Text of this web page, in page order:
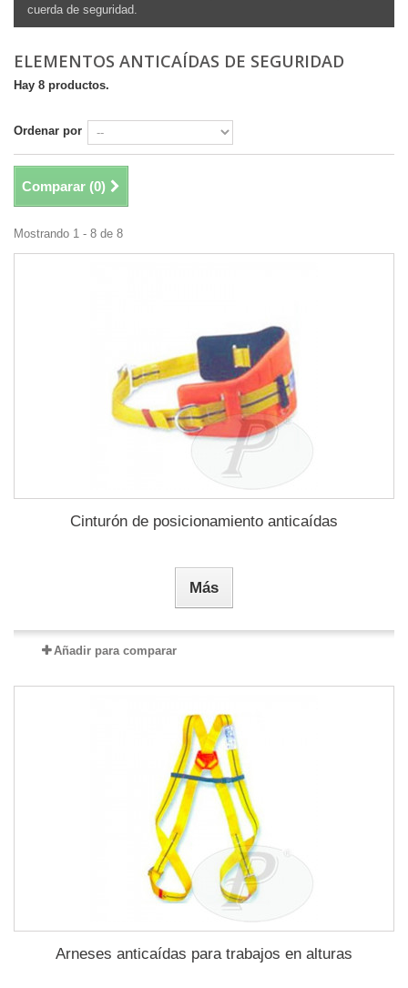
cuerda de seguridad.
ELEMENTOS ANTICAÍDAS DE SEGURIDAD
Hay 8 productos.
Ordenar por
Comparar (0)
Mostrando 1 - 8 de 8
Cinturón de posicionamiento anticaídas
Más
Añadir para comparar
Arneses anticaídas para trabajos en alturas